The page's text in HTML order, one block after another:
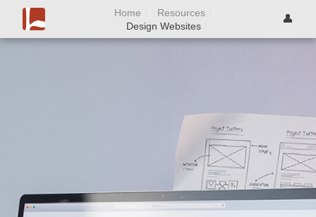
Home Resources
Design Websites
👤